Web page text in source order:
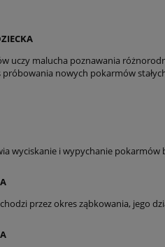
uczy malucha poznawania
próbowania nowych pokarmów
wyciskanie i wypychanie
przez okres ząbkowania, jego